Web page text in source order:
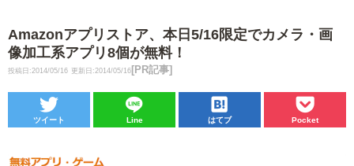
Amazonアプリストア、本日5/16限定でカメラ・画
像加工系アプリ8個が無料！
投稿日:2014/05/16 更新日:2014/05/16 [PR記事]
ツイート Line はてブ Pocket